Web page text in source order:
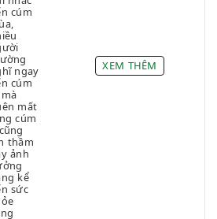
nhiều
tiểu
và Phổi
cúm
ngay
cúm
mất
cúm
thầm
ảnh
kể
sức
XEM THÊM